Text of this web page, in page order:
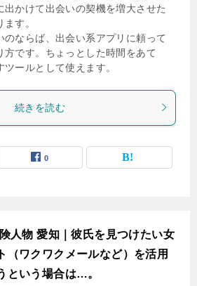
出かけて出会いの契機を増大させた
す。
のならば、出会い系アプリに頼って
方です。ちょっとした時間をあて
ールとして使えます。
続きを読む
0
人物 愛知｜彼氏を見つけたい女
（ワクワクメールなど）を活用
という場合は…。